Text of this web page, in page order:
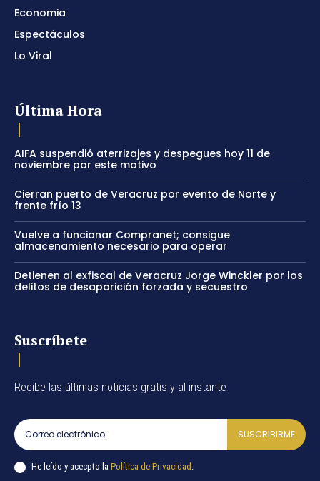
Economia
Espectáculos
Lo Viral
Última Hora
AIFA suspendió aterrizajes y despegues hoy 11 de
noviembre por este motivo
Cierran puerto de Veracruz por evento de Norte y
frente frío 13
Vuelve a funcionar Compranet; consigue
almacenamiento necesario para operar
Detienen al exfiscal de Veracruz Jorge Winckler por los
delitos de desaparición forzada y secuestro
Suscríbete
Recibe las últimas noticias gratis y al instante
SUSCRIBIRME
He leído y acecpto la Política de Privacidad .